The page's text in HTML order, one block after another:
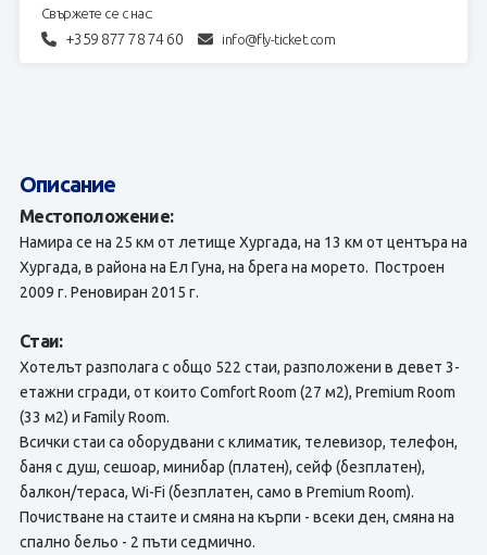
Свържете се с нас:
+359 877 78 74 60 info@fly-ticket.com
Описание
Местоположение:
Намира се на 25 км от летище Хургада, на 13 км от центъра на
Хургада, в района на Ел Гуна, на брега на морето. Построен
2009 г. Реновиран 2015 г.
Стаи:
Хотелът разполага с общо 522 стаи, разположени в девет 3-
етажни сгради, от които Comfort Room (27 м2), Premium Room
(33 м2) и Family Room.
Всички стаи са оборудвани с климатик, телевизор, телефон,
баня с душ, сешоар, минибар (платен), сейф (безплатен),
балкон/тераса, Wi-Fi (безплатен, само в Premium Room).
Почистване на стаите и смяна на кърпи - всеки ден, смяна на
спално бельо - 2 пъти седмично.